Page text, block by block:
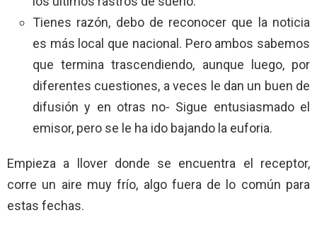
Tienes razón, debo de reconocer que la noticia
es más local que nacional. Pero ambos sabemos
que termina trascendiendo, aunque luego, por
diferentes cuestiones, a veces le dan un buen de
difusión y en otras no- Sigue entusiasmado el
emisor, pero se le ha ido bajando la euforia.
Empieza a llover donde se encuentra el receptor,
corre un aire muy frío, algo fuera de lo común para
estas fechas.